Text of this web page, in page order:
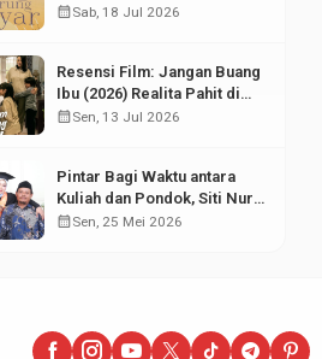
Puing Sejarah
calendar_monthSab, 18 Jul 2026
Resensi Film: Jangan Buang
Ibu (2026) Realita Pahit di
Balik Kesuksesan Anak
calendar_monthSen, 13 Jul 2026
Pintar Bagi Waktu antara
Kuliah dan Pondok, Siti Nur
Aisyah Sabet Gelar
calendar_monthSen, 25 Mei 2026